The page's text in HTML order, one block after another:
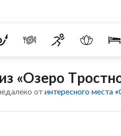
«Озеро
отинтересного места